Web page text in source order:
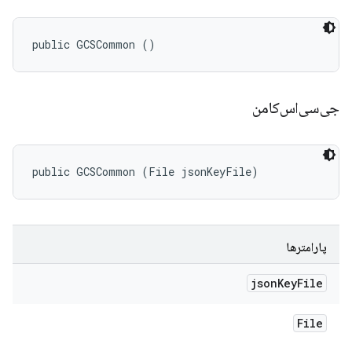
public GCSCommon ()
جی‌سی‌اس‌کامن
public GCSCommon (File jsonKeyFile)
پارامترها
jsonKeyFile
File